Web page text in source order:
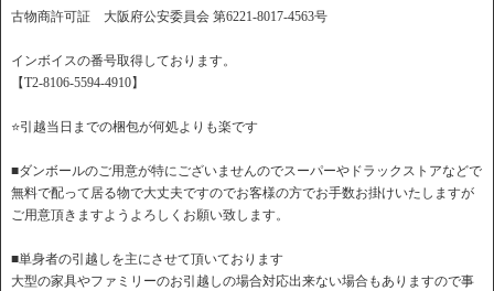
古物商許可証 大阪府公安委員会 第6221-8017-4563号
インボイスの番号取得しております。
【T2-8106-5594-4910】
⭐️引越当日までの梱包が何処よりも楽です
■ダンボールのご用意が特にございませんのでスーパーやドラックストアなどで
無料で配って居る物で大丈夫ですのでお客様の方でお手数お掛けいたしますが
ご用意頂きますようよろしくお願い致します。
■単身者の引越しを主にさせて頂いております
大型の家具やファミリーのお引越しの場合対応出来ない場合もありますので事